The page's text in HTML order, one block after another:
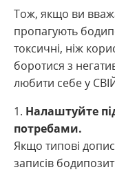
Тож, якщо ви
пропагують
токсичні, ніж
боротися з
любити себе у
Налаштуйте
потребами.
Якщо типові
записів